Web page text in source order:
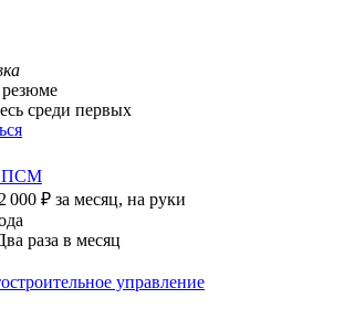
среди первых
ПСМ
000 ₽ за месяц, на руки
раза в месяц
управление